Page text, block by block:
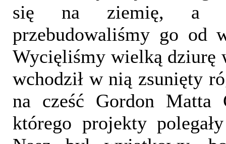
się na ziemię, a
przebudowaliśmy go od
Wycięliśmy wielką dziurę
wchodził w nią zsunięty
na cześć Gordon Matta
którego projekty